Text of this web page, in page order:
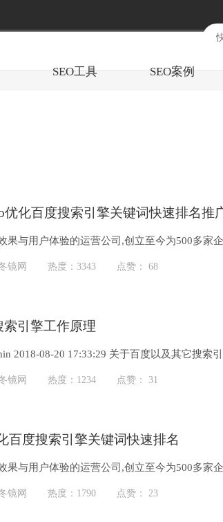
SEO工具 SEO案例
优化百度搜索引擎关键词快速排名推
果与用户体验的运营公司,创立至今为500多家
度排...
镜网 热度：3343 点赞： 68
索引擎工作原理
2018-08-20 17:33:29 关于百度以及其它搜索
镜网 热度：1234 点赞： 31
百度搜索引擎关键词快速排名
果与用户体验的运营公司,创立至今为500多家
度排...
镜网 热度：1790 点赞： 23